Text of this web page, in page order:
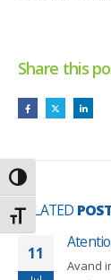
Toggle High
Toggle Font size
Share this
RELATED
11
Avand